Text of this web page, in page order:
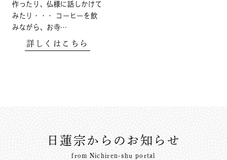
作ったり、仏様に話しかけて
みたり・・・ コーヒーを飲
みながら、お寺…
詳しくはこちら
日蓮宗からのお知らせ
from Nichiren-shu portal